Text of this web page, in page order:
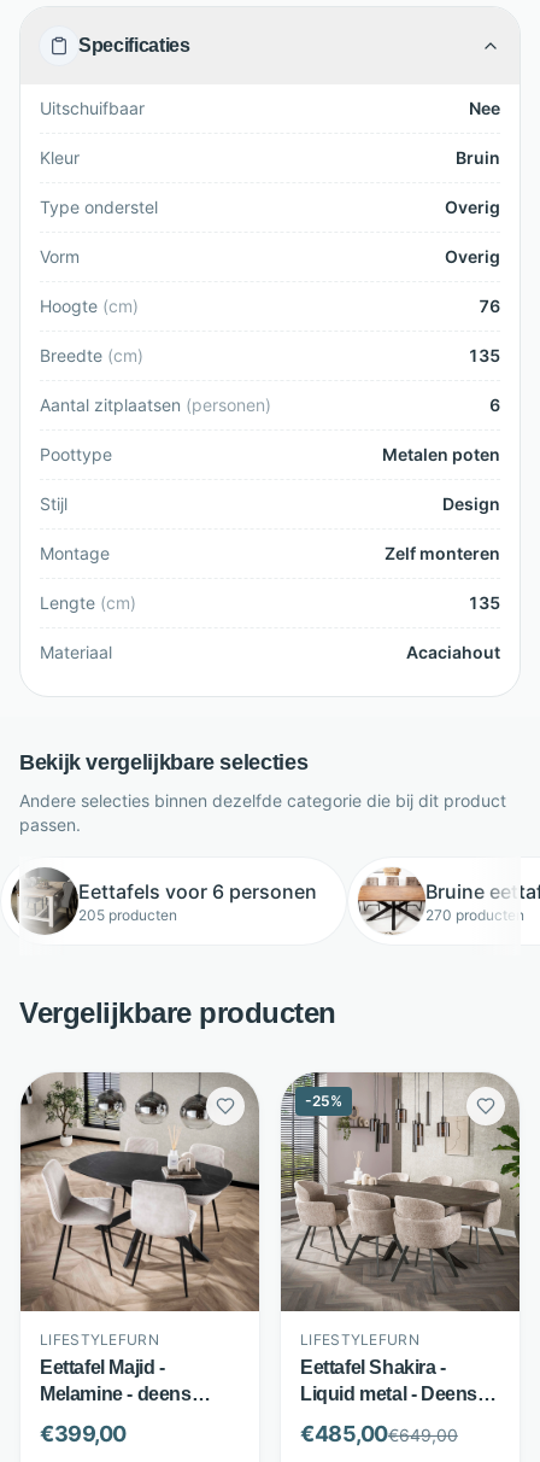
Specificaties
Uitschuifbaar Nee
Kleur Bruin
Type onderstel Overig
Vorm Overig
Hoogte (cm) 76
Breedte (cm) 135
Aantal zitplaatsen (personen) 6
Poottype Metalen poten
Stijl Design
Montage Zelf monteren
Lengte (cm) 135
Materiaal Acaciahout
Bekijk vergelijkbare selecties
Andere selecties binnen dezelfde categorie die bij dit product
passen.
Eettafels voor 6 personen
205 producten
Bruine
270 producten
Vergelijkbare producten
LIFESTYLEFURN
Eettafel Majid -
Melamine - deens
ovaal met
keramieklook - Zwart
€399,00
-25%
LIFESTYLEFURN
Eettafel Shakira -
Liquid metal - Deens
ovaal design 215x105
cm - Brons -
€485,00€649,00